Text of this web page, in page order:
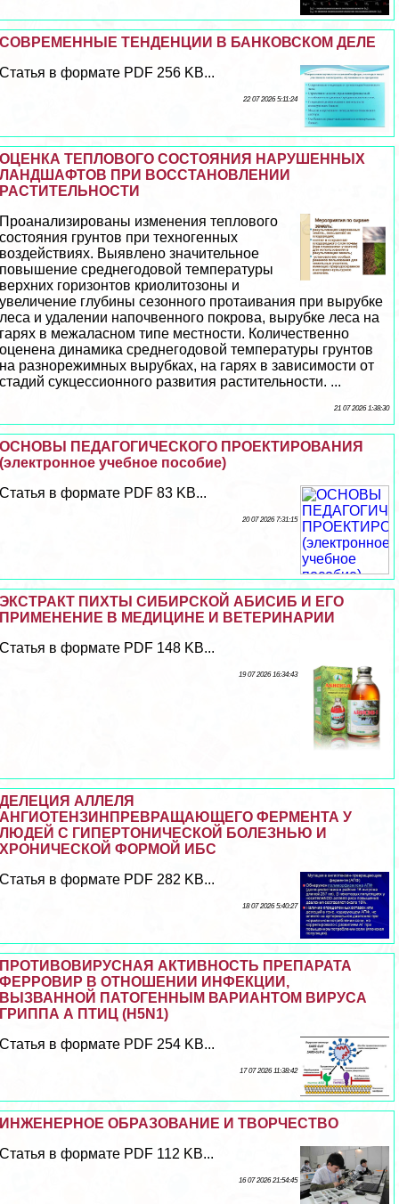
СОВРЕМЕННЫЕ ТЕНДЕНЦИИ В БАНКОВСКОМ ДЕЛЕ
Статья в формате PDF 256 KB...
22 07 2026 5:11:24
ОЦЕНКА ТЕПЛОВОГО СОСТОЯНИЯ НАРУШЕННЫХ
ЛАНДШАФТОВ ПРИ ВОССТАНОВЛЕНИИ
РАСТИТЕЛЬНОСТИ
Проанализированы изменения теплового
состояния грунтов при техногенных
воздействиях. Выявлено значительное
повышение среднегодовой температуры
верхних горизонтов криолитозоны и
увеличение глубины сезонного протаивания при вырубке
леса и удалении напочвенного покрова, вырубке леса на
гарях в межаласном типе местности. Количественно
оценена динамика среднегодовой температуры грунтов
на разнорежимных вырубках, на гарях в зависимости от
стадий сукцессионного развития растительности. ...
21 07 2026 1:38:30
ОСНОВЫ ПЕДАГОГИЧЕСКОГО ПРОЕКТИРОВАНИЯ
(электронное учебное пособие)
Статья в формате PDF 83 KB...
20 07 2026 7:31:15
ЭКСТРАКТ ПИХТЫ СИБИРСКОЙ АБИСИБ И ЕГО
ПРИМЕНЕНИЕ В МЕДИЦИНЕ И ВЕТЕРИНАРИИ
Статья в формате PDF 148 KB...
19 07 2026 16:34:43
ДЕЛЕЦИЯ АЛЛЕЛЯ
АНГИОТЕНЗИНПРЕВРАЩАЮЩЕГО ФЕРМЕНТА У
ЛЮДЕЙ С ГИПЕРТОНИЧЕСКОЙ БОЛЕЗНЬЮ И
ХРОНИЧЕСКОЙ ФОРМОЙ ИБС
Статья в формате PDF 282 KB...
18 07 2026 5:40:27
ПРОТИВОВИРУСНАЯ АКТИВНОСТЬ ПРЕПАРАТА
ФЕРРОВИР В ОТНОШЕНИИ ИНФЕКЦИИ,
ВЫЗВАННОЙ ПАТОГЕННЫМ ВАРИАНТОМ ВИРУСА
ГРИППА А ПТИЦ (H5N1)
Статья в формате PDF 254 KB...
17 07 2026 11:38:42
ИНЖЕНЕРНОЕ ОБРАЗОВАНИЕ И ТВОРЧЕСТВО
Статья в формате PDF 112 KB...
16 07 2026 21:54:45